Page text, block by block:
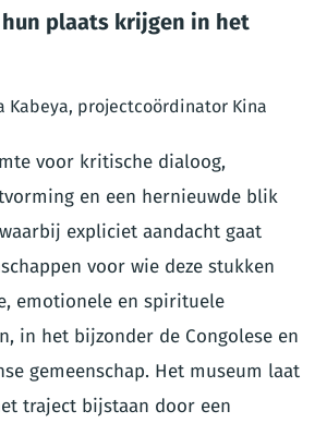
plaats krijgen in het
Kabeya, projectcoördinator Kina
voor kritische dialoog,
en een hernieuwde blik
expliciet aandacht gaat
voor wie deze stukken
emotionele en spirituele
in het bijzonder de Congolese en
gemeenschap. Het museum laat
traject bijstaan door een